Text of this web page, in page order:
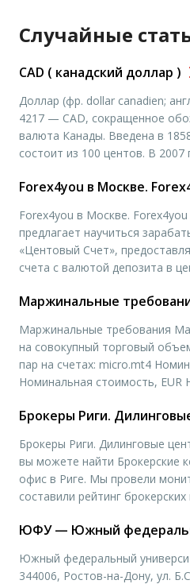
случае если трейдер желает
Случайные
СAD ( канадский доллар )
Доллар (фр. dollar canadien;
4217 — CAD, сокращенное
валюта Канады. Введена в
состоит из 100 центов. В 2007
активно торгуемых на
Forex4you в Москве.
Forex4you в Москве.
предлагает научиться
«Центовый Счет»,
счета с валютой депозита в
или ЕВРО и является гораздо
тот факт, […]
Маржинальные
Маржинальные требования
на совокупный торговый
пар на счетах: micro.mt4
Номинальная стоимость, EUR
— 700 000 0 — 30 000 000 0 —
Брокеры Риги.
Брокеры Риги. Дилинговые
вы можете найти Брокерские
офис в Риге. Мы провели
составили рейтинг
офисов и контактные данные,
попадете на […]
ЮФУ — Южный
Южный федеральный
344006, Ростов-на-Дону, ул.